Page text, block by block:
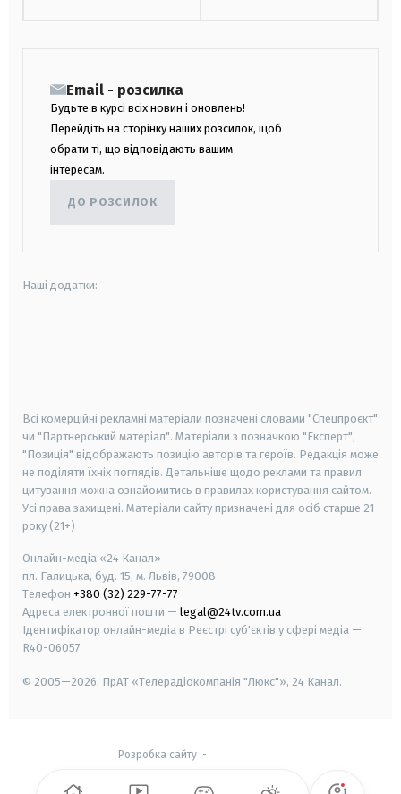
Email - розсилка
Будьте в курсі всіх новин і оновлень!
Перейдіть на сторінку наших розсилок, щоб
обрати ті, що відповідають вашим
інтересам.
ДО РОЗСИЛОК
Наші додатки:
Всі комерційні рекламні матеріали позначені словами "Спецпроєкт"
чи "Партнерський матеріал". Матеріали з позначкою "Експерт",
"Позиція" відображають позицію авторів та героїв. Редакція може
не поділяти їхніх поглядів. Детальніше щодо реклами та правил
цитування можна ознайомитись в правилах користування сайтом.
Усі права захищені. Матеріали сайту призначені для осіб старше 21
року (21+)
Онлайн-медіа «24 Канал»
пл. Галицька, буд. 15, м. Львів, 79008
Телефон +380 (32) 229-77-77
Адреса електронної пошти — legal@24tv.com.ua
Ідентифікатор онлайн-медіа в Реєстрі суб'єктів у сфері медіа —
R40-06057
© 2005—2026, ПрАТ «Телерадіокомпанія "Люкс"», 24 Канал.
Розробка сайту-